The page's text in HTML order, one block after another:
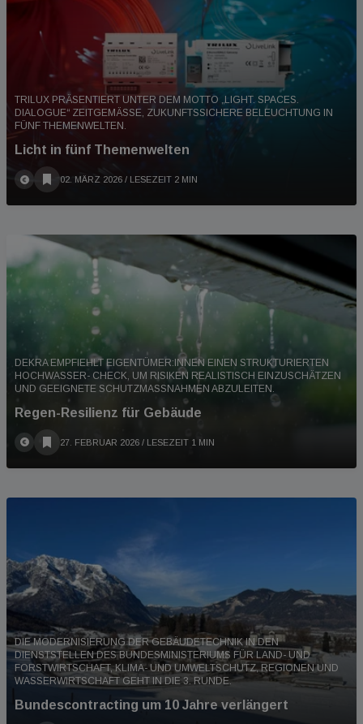
TRILUX PRÄSENTIERT UNTER DEM MOTTO „LIGHT. SPACES.
DIALOGUE“ ZEITGEMÄSSE, ZUKUNFTSSICHERE BELEUCHTUNG IN F
ÜNF THEMENWELTEN.
Licht in fünf Themenwelten
02. MÄRZ 2026 / LESEZEIT 2 MIN
DEKRA EMPFIEHLT EIGENTÜMER:INNEN EINEN STRUKTURIERTEN
HOCHWASSER- CHECK, UM RISIKEN REALISTISCH EINZUSCHÄTZEN
UND GEEIGNETE SCHUTZMASSNAHMEN ABZULEITEN.
Regen-Resilienz für Gebäude
27. FEBRUAR 2026 / LESEZEIT 1 MIN
DIE MODERNISIERUNG DER GEBÄUDETECHNIK IN DEN
DIENSTSTELLEN DES BUNDESMINISTERIUMS FÜR LAND- UND
FORSTWIRTSCHAFT, KLIMA- UND UMWELTSCHUTZ, REGIONEN UND
WASSERWIRTSCHAFT GEHT IN DIE 3. RUNDE.
Bundescontracting um 10 Jahre verlängert